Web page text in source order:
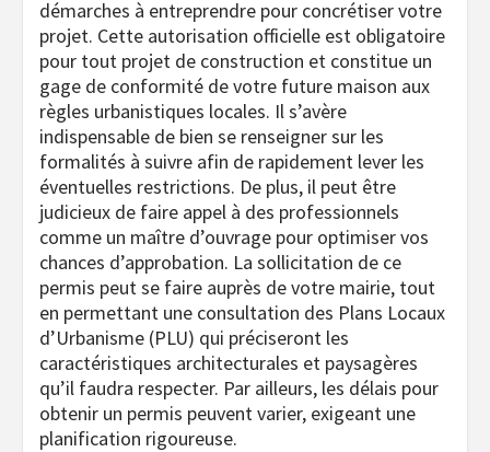
démarches à entreprendre pour concrétiser votre
projet. Cette autorisation officielle est obligatoire
pour tout projet de construction et constitue un
gage de conformité de votre future maison aux
règles urbanistiques locales. Il s’avère
indispensable de bien se renseigner sur les
formalités à suivre afin de rapidement lever les
éventuelles restrictions. De plus, il peut être
judicieux de faire appel à des professionnels
comme un maître d’ouvrage pour optimiser vos
chances d’approbation. La sollicitation de ce
permis peut se faire auprès de votre mairie, tout
en permettant une consultation des Plans Locaux
d’Urbanisme (PLU) qui préciseront les
caractéristiques architecturales et paysagères
qu’il faudra respecter. Par ailleurs, les délais pour
obtenir un permis peuvent varier, exigeant une
planification rigoureuse.